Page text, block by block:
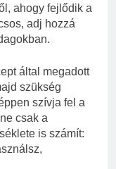
ahogy fejlődik a
adj hozzá
által megadott
szükség
szívja fel a
csak a
is számít: